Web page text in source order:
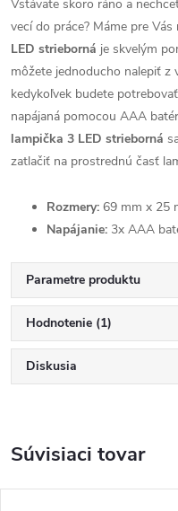
Vstávate skoro ráno a
vecí do práce? Máme pre Vás
LED strieborná je skvelým
môžete jednoducho nalepiť
kedykoľvek budete
napájaná pomocou AAA
lampička 3 LED strieborná
zatlačiť na prostrednú časť
Rozmery: 69 mm x 25
Napájanie: 3x AAA
Parametre produktu
Hodnotenie (1)
Diskusia
Súvisiaci tovar